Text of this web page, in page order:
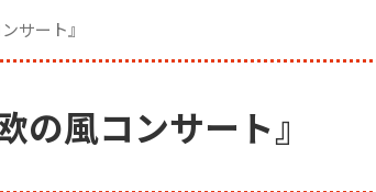
サート』
風コンサート』